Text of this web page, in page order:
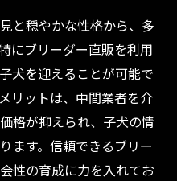
と穏やかな性格から、多
にブリーダー直販を利用
犬を迎えることが可能で
リットは、中間業者を介
格が抑えられ、子犬の情
ます。信頼できるブリー
性の育成に力を入れてお